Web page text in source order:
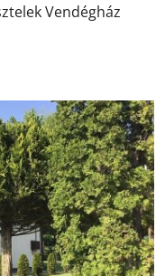
Vendégház